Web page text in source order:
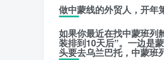
做中蒙线的外贸人，开年
如果你最近在找中蒙班
装排到10天后”。一边是
头要去乌兰巴托， 中蒙班